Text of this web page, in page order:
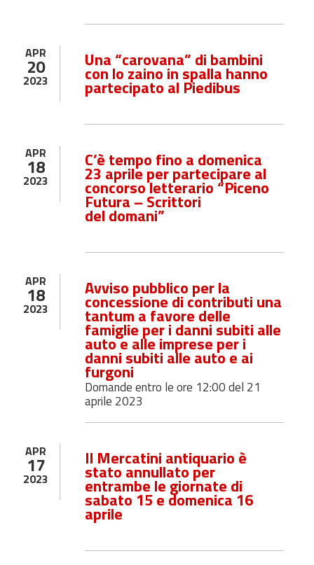
APR
20
2023
Una “carovana” di bambini
con lo zaino in spalla hanno
partecipato al Piedibus
APR
18
2023
C’è tempo fino a domenica
23 aprile per partecipare al
concorso letterario “Piceno
Futura – Scrittori
del domani”
APR
18
2023
Avviso pubblico per la
concessione di contributi una
tantum a favore delle
famiglie per i danni subiti alle
auto e alle imprese per i
danni subiti alle auto e ai
furgoni
Domande entro le ore 12:00 del 21
aprile 2023
APR
17
2023
Il Mercatini antiquario è
stato annullato per
entrambe le giornate di
sabato 15 e domenica 16
aprile